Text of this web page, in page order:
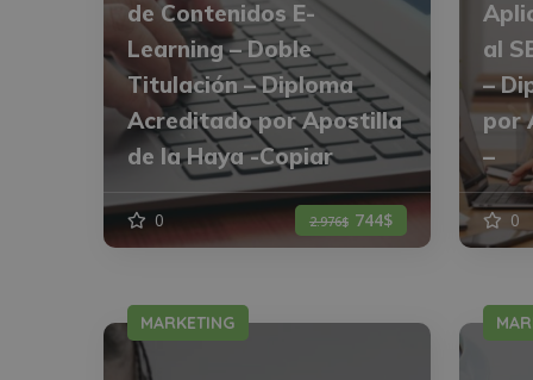
de Contenidos E-
Learning – Doble
Titulación – Diploma
Acreditado por Apostilla
de la Haya -Copiar
0 2.976$ 744$
al
–
por
–
0
MARKETING